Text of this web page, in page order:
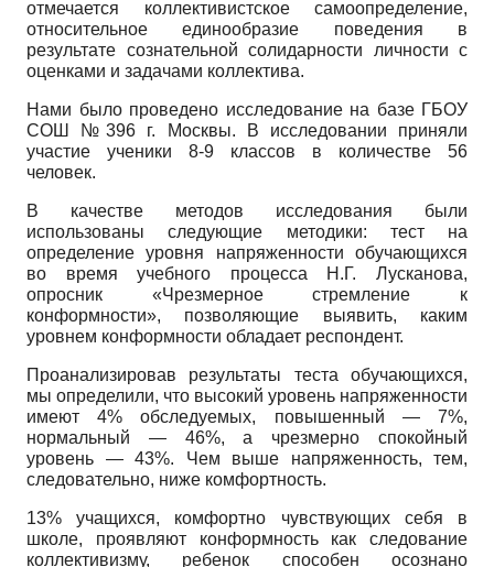
отмечается коллективистское самоопределение,
относительное единообразие поведения в
результате сознательной солидарности личности с
оценками и задачами коллектива.
Нами было проведено исследование на базе ГБОУ
СОШ
№396 г. Москвы. В исследовании приняли
участие ученики 8-9 классов в количестве 56
человек.
В качестве методов исследования были
использованы следующие методики: тест на
определение уровня напряженности обучающихся
во время учебного процесса Н.Г. Лусканова,
опросник «Чрезмерное стремление к
конформности», позволяющие выявить, каким
уровнем конформности обладает респондент.
Проанализировав результаты теста обучающихся,
мы определили, что высокий уровень напряженности
имеют4%обследуемых, повышенный — 7%,
нормальный — 46%,а чрезмерно спокойный
уровень — 43%. Чем выше напряженность, тем,
следовательно, ниже комфортность.
13%учащихся, комфортно чувствующих себя в
школе, проявляют конформность как следование
коллективизму, ребенок способен осознано